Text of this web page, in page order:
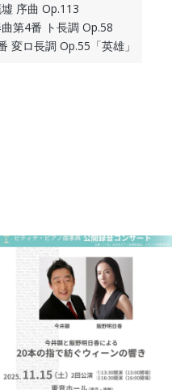
序曲 Op.113
第4番 ト長調 Op.58
変ロ長調 Op.55「英雄」